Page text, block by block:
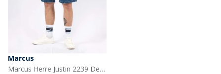
Marcus
Marcus Herre Justin 2239 Denim Shorts Med. Blue Wash